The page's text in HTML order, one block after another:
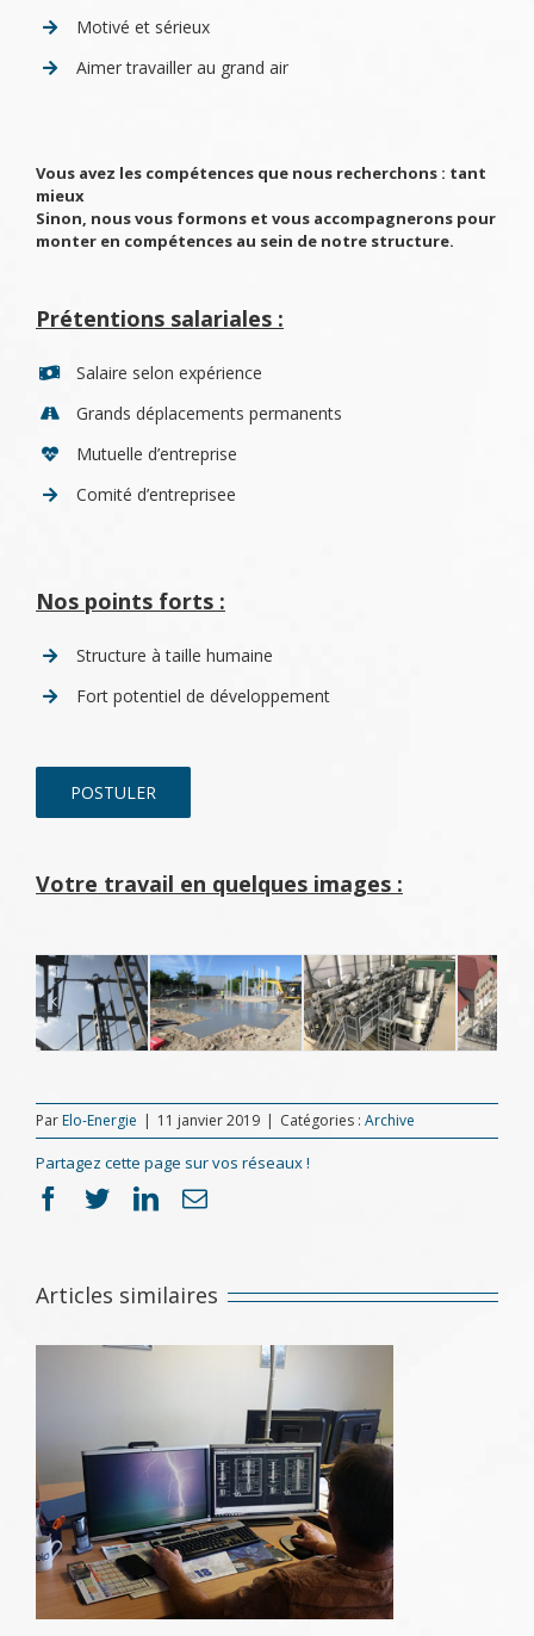
Motivé et sérieux
Aimer travailler au grand air
Vous avez les compétences que nous recherchons : tant
mieux
Sinon, nous vous formons et vous accompagnerons pour
monter en compétences au sein de notre structure.
Prétentions salariales :
Salaire selon expérience
Grands déplacements permanents
Mutuelle d’entreprise
Comité d’entreprisee
Nos points forts :
Structure à taille humaine
Fort potentiel de développement
POSTULER
Votre travail en quelques images :
ParElo-Energie | 11 janvier 2019 | Catégories : Archive
Partagez cette page sur vos réseaux !
Facebook
TwitterLinkedIn
Email
Articles similaires